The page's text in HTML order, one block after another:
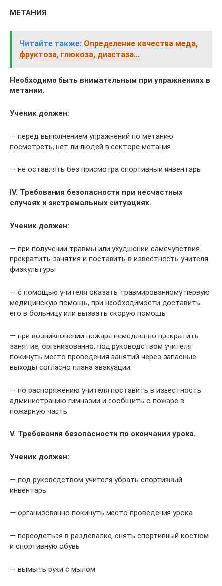
МЕТАНИЯ
Читайте также: Определение качества меда,
фруктоза, глюкоза, диастаза...
Необходимо быть внимательным при упражнениях в
метании.
Ученик должен:
— перед выполнением упражнений по метанию
посмотреть, нет ли людей в секторе метания
— не оставлять без присмотра спортивный инвентарь
IV. Требования безопасности при несчастных
случаях и экстремальных ситуациях.
Ученик должен:
— при получении травмы или ухудшении самочувствия
прекратить занятия и поставить в известность учителя
физкультуры
— с помощью учителя оказать травмированному первую
медицинскую помощь, при необходимости доставить
его в больницу или вызвать скорую помощь
— при возникновении пожара немедленно прекратить
занятие, организованно, под руководством учителя
покинуть место проведения занятий через запасные
выходы согласно плана эвакуации
— по распоряжению учителя поставить в известность
администрацию гимназии и сообщить о пожаре в
пожарную часть
V. Требования безопасности по окончании урока.
Ученик должен:
— под руководством учителя убрать спортивный
инвентарь
— организованно покинуть место проведения урока
— переодеться в раздевалке, снять спортивный костюм
и спортивную обувь
— вымыть руки с мылом